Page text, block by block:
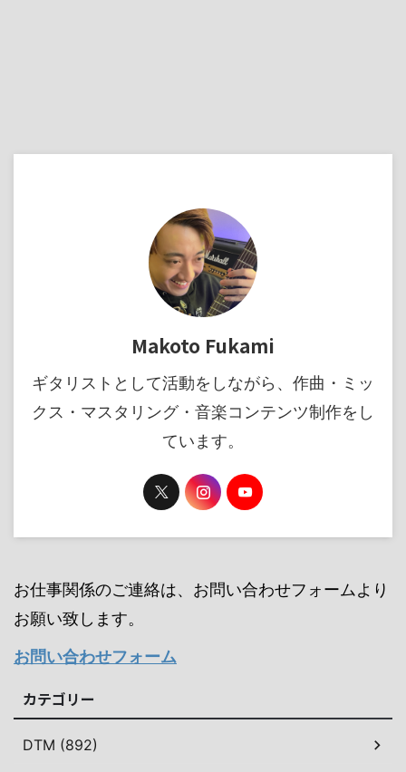
Makoto Fukami
ギタリストとして活動をしながら、作曲・ミッ
クス・マスタリング・音楽コンテンツ制作をし
ています。
お仕事関係のご連絡は、お問い合わせフォームより
お願い致します。
お問い合わせフォーム
カテゴリー
DTM (892)